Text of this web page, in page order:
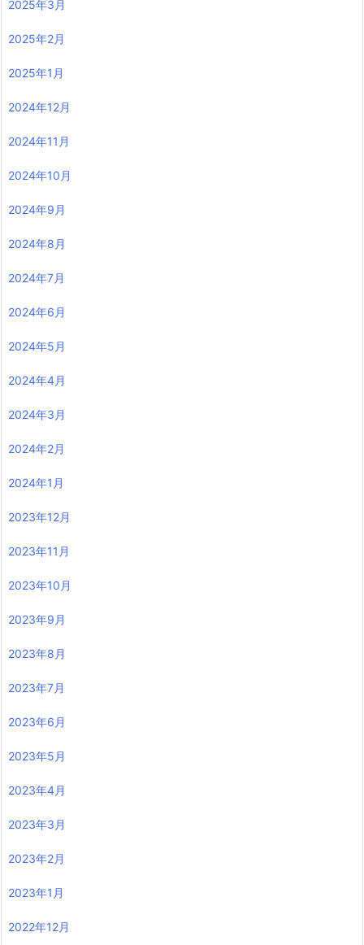
2025年3月
2025年2月
2025年1月
2024年12月
2024年11月
2024年10月
2024年9月
2024年8月
2024年7月
2024年6月
2024年5月
2024年4月
2024年3月
2024年2月
2024年1月
2023年12月
2023年11月
2023年10月
2023年9月
2023年8月
2023年7月
2023年6月
2023年5月
2023年4月
2023年3月
2023年2月
2023年1月
2022年12月